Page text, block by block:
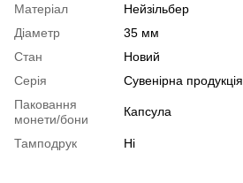
Матеріал
Нейзільбер
Діаметр
35 мм
Стан
Новий
Серія
Сувенірна продукція
Паковання
монети/бони
Капсула
Тамподрук Ні